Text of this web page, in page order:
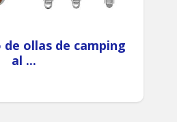
de ollas de camping
al ...